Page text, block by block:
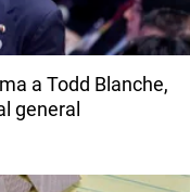
a Todd Blanche,
general